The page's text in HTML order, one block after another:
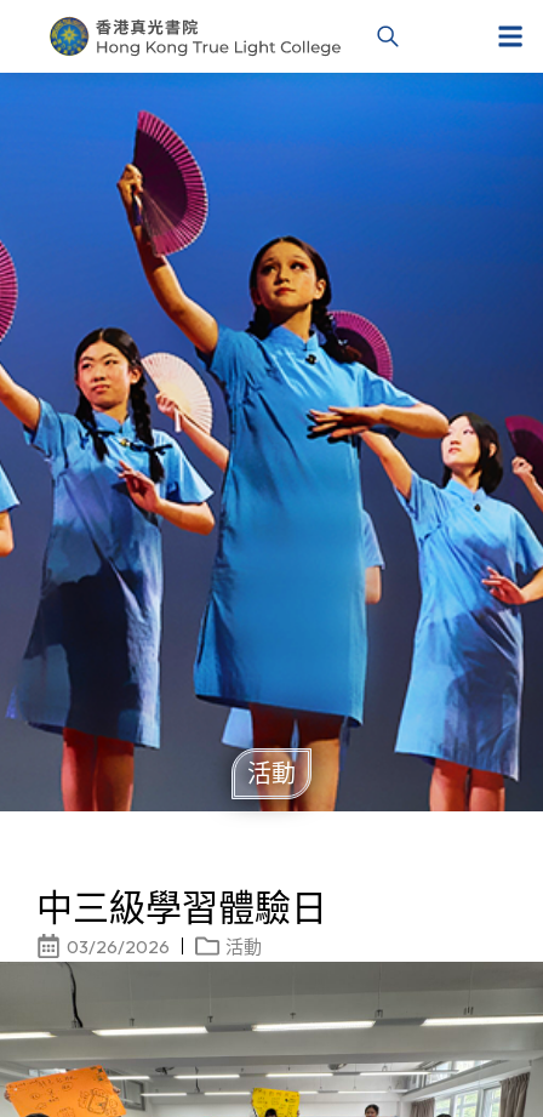
活動
中三級學習體驗日
03/26/2026 活動